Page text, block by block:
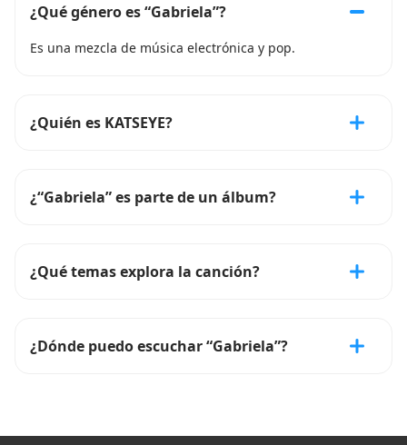
¿Qué género es “Gabriela”?
Es una mezcla de música electrónica y pop.
¿Quién es KATSEYE?
¿“Gabriela” es parte de un álbum?
¿Qué temas explora la canción?
¿Dónde puedo escuchar “Gabriela”?